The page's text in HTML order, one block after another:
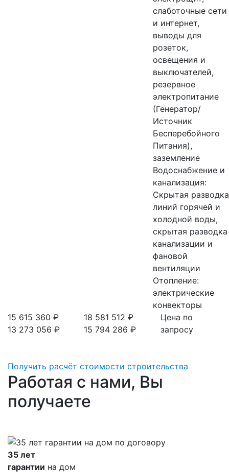
слаботочные сети
и интернет,
выводы для
розеток,
освещения и
выключателей,
резервное
электропитание
(Генератор/
Источник
Бесперебойного
Питания),
заземление
Водоснабжение и
канализация:
Скрытая разводка
линий горячей и
холодной воды,
скрытая разводка
канализации и
фановой
вентиляции
Отопление:
электрические
конвекторы
15 615 360 ₽
13 273 056 ₽
18 581 512 ₽
15 794 286 ₽
Цена по
запросу
Получить расчёт стоимости строительства
Работая с нами, Вы
получаете
35 лет
гарантии на дом